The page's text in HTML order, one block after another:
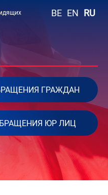
BE EN RU
ГРАЖДАН
ЮР ЛИЦ